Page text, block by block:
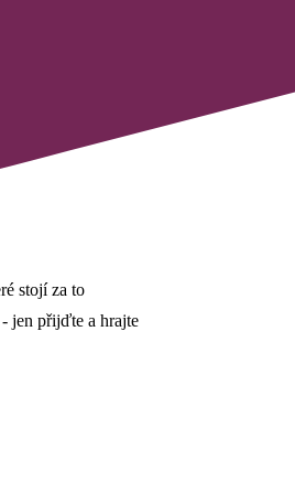
stojí za to
jen přijďte a hrajte